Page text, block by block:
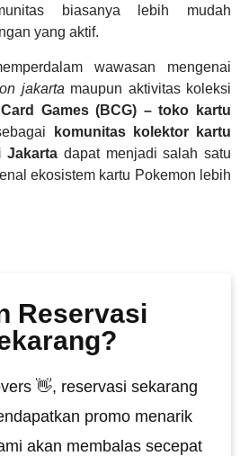
biasanya lebih mudah
yang aktif.
wawasan mengenai
jakarta maupun aktivitas koleksi
Games (BCG) – toko kartu
komunitas kolektor kartu
Jakarta dapat menjadi salah satu
ekosistem kartu Pokemon lebih
Reservasi
👋, reservasi sekarang
promo menarik
akan membalas secepat